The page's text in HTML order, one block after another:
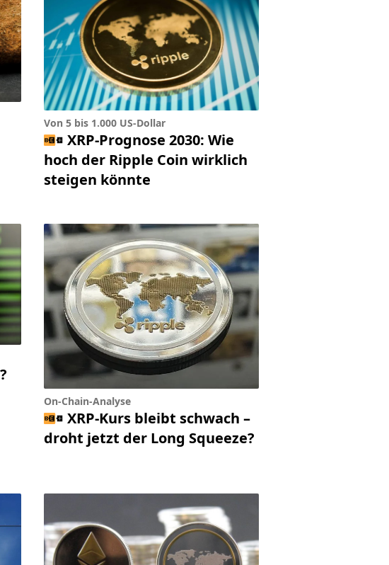
Von 5 bis 1.000 US-Dollar
XRP-Prognose 2030: Wie
hoch der Ripple Coin wirklich
steigen könnte
On-Chain-Analyse
XRP-Kurs bleibt schwach –
droht jetzt der Long Squeeze?